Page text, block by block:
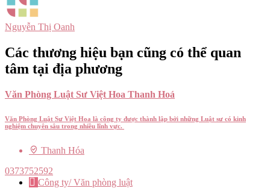
Nguyễn Thị Oanh
Các thương hiệu bạn cũng có thể quan
tâm tại địa phương
Văn Phòng Luật Sư Việt Hoa Thanh Hoá
Văn Phòng Luật Sư Việt Hoa là công ty được thành lập bởi những Luật sư có kinh
nghiệm chuyên sâu trong nhiều lĩnh vực.
Thanh Hóa
0373752592
Công ty/ Văn phòng luật